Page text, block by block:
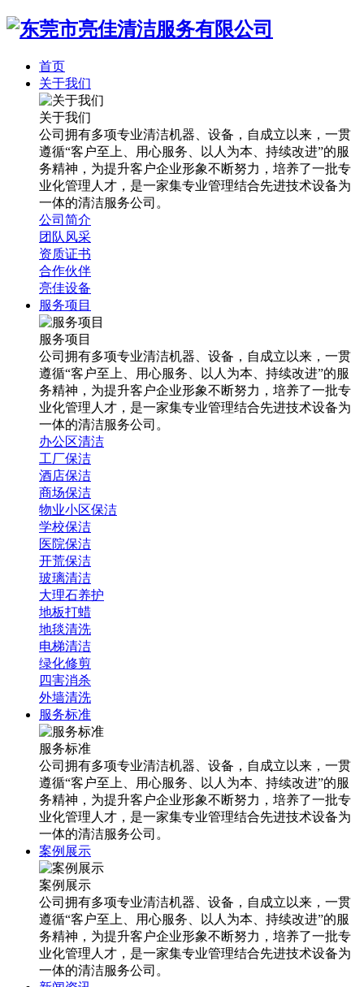
首页
关于我们
关于我们
公司拥有多项专业清洁机器、设备，自成立以来，一贯
遵循“客户至上、用心服务、以人为本、持续改进”的服
务精神，为提升客户企业形象不断努力，培养了一批专
业化管理人才，是一家集专业管理结合先进技术设备为
一体的清洁服务公司。
公司简介
团队风采
资质证书
合作伙伴
亮佳设备
服务项目
服务项目
公司拥有多项专业清洁机器、设备，自成立以来，一贯
遵循“客户至上、用心服务、以人为本、持续改进”的服
务精神，为提升客户企业形象不断努力，培养了一批专
业化管理人才，是一家集专业管理结合先进技术设备为
一体的清洁服务公司。
办公区清洁
工厂保洁
酒店保洁
商场保洁
物业小区保洁
学校保洁
医院保洁
开荒保洁
玻璃清洁
大理石养护
地板打蜡
地毯清洗
电梯清洁
绿化修剪
四害消杀
外墙清洗
服务标准
服务标准
公司拥有多项专业清洁机器、设备，自成立以来，一贯
遵循“客户至上、用心服务、以人为本、持续改进”的服
务精神，为提升客户企业形象不断努力，培养了一批专
业化管理人才，是一家集专业管理结合先进技术设备为
一体的清洁服务公司。
案例展示
案例展示
公司拥有多项专业清洁机器、设备，自成立以来，一贯
遵循“客户至上、用心服务、以人为本、持续改进”的服
务精神，为提升客户企业形象不断努力，培养了一批专
业化管理人才，是一家集专业管理结合先进技术设备为
一体的清洁服务公司。